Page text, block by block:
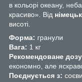
в кольорі океану,
красиво». Від
висоті.
Форма: гранули
Вага: 1 кг
Рекомендоване
економно, але
Поєднується з: